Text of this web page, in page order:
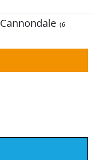
Cannondale (6